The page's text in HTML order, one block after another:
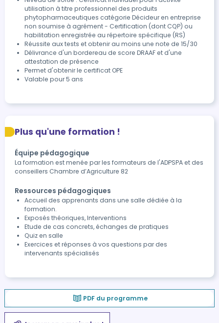
utilisation à titre professionnel des produits
phytopharmaceutiques catégorie Décideur en entreprise
non soumise à agrément - Certification (dont CQP) ou
habilitation enregistrée au répertoire spécifique (RS)
Réussite aux tests et obtenir au moins une note de 15/30
Délivrance d'un bordereau de score DRAAF et d'une
attestation de présence
Permet d'obtenir le certificat OPE
Valable pour 5 ans
Plus qu'une formation !
Équipe pédagogique
La formation est menée par les formateurs de l'ADPSPA et des
conseillers Chambre d’Agriculture 82
Ressources pédagogiques
Accueil des apprenants dans une salle dédiée à la
formation.
Exposés théoriques, Interventions
Etude de cas concrets, échanges de pratiques
Quiz en salle
Exercices et réponses à vos questions par des
intervenants spécialisés
PDF du programme